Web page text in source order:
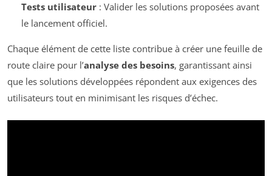
Tests utilisateur: Valider les solutions proposées avant
le lancement officiel.
Chaque élément de cette liste contribue à créer une feuille de
route claire pour l’analyse des besoins, garantissant ainsi
que les solutions développées répondent aux exigences des
utilisateurs tout en minimisant les risques d’échec.